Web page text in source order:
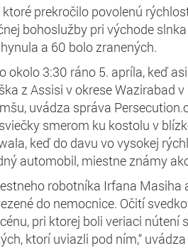
prekročilo povolenú
bohoslužby pri východe
a 60 bolo zranených.
okolo 3:30 ráno 5. apríla, keď
z Assisi v okrese Wazirabad
uvádza správa
smerom ku kostolu v
keď do davu vo vysokej
automobil, miestne známy
robotníka Irfana
do nemocnice. Očití
pri ktorej boli veriaci nútení
ktorí uviazli pod ním,“